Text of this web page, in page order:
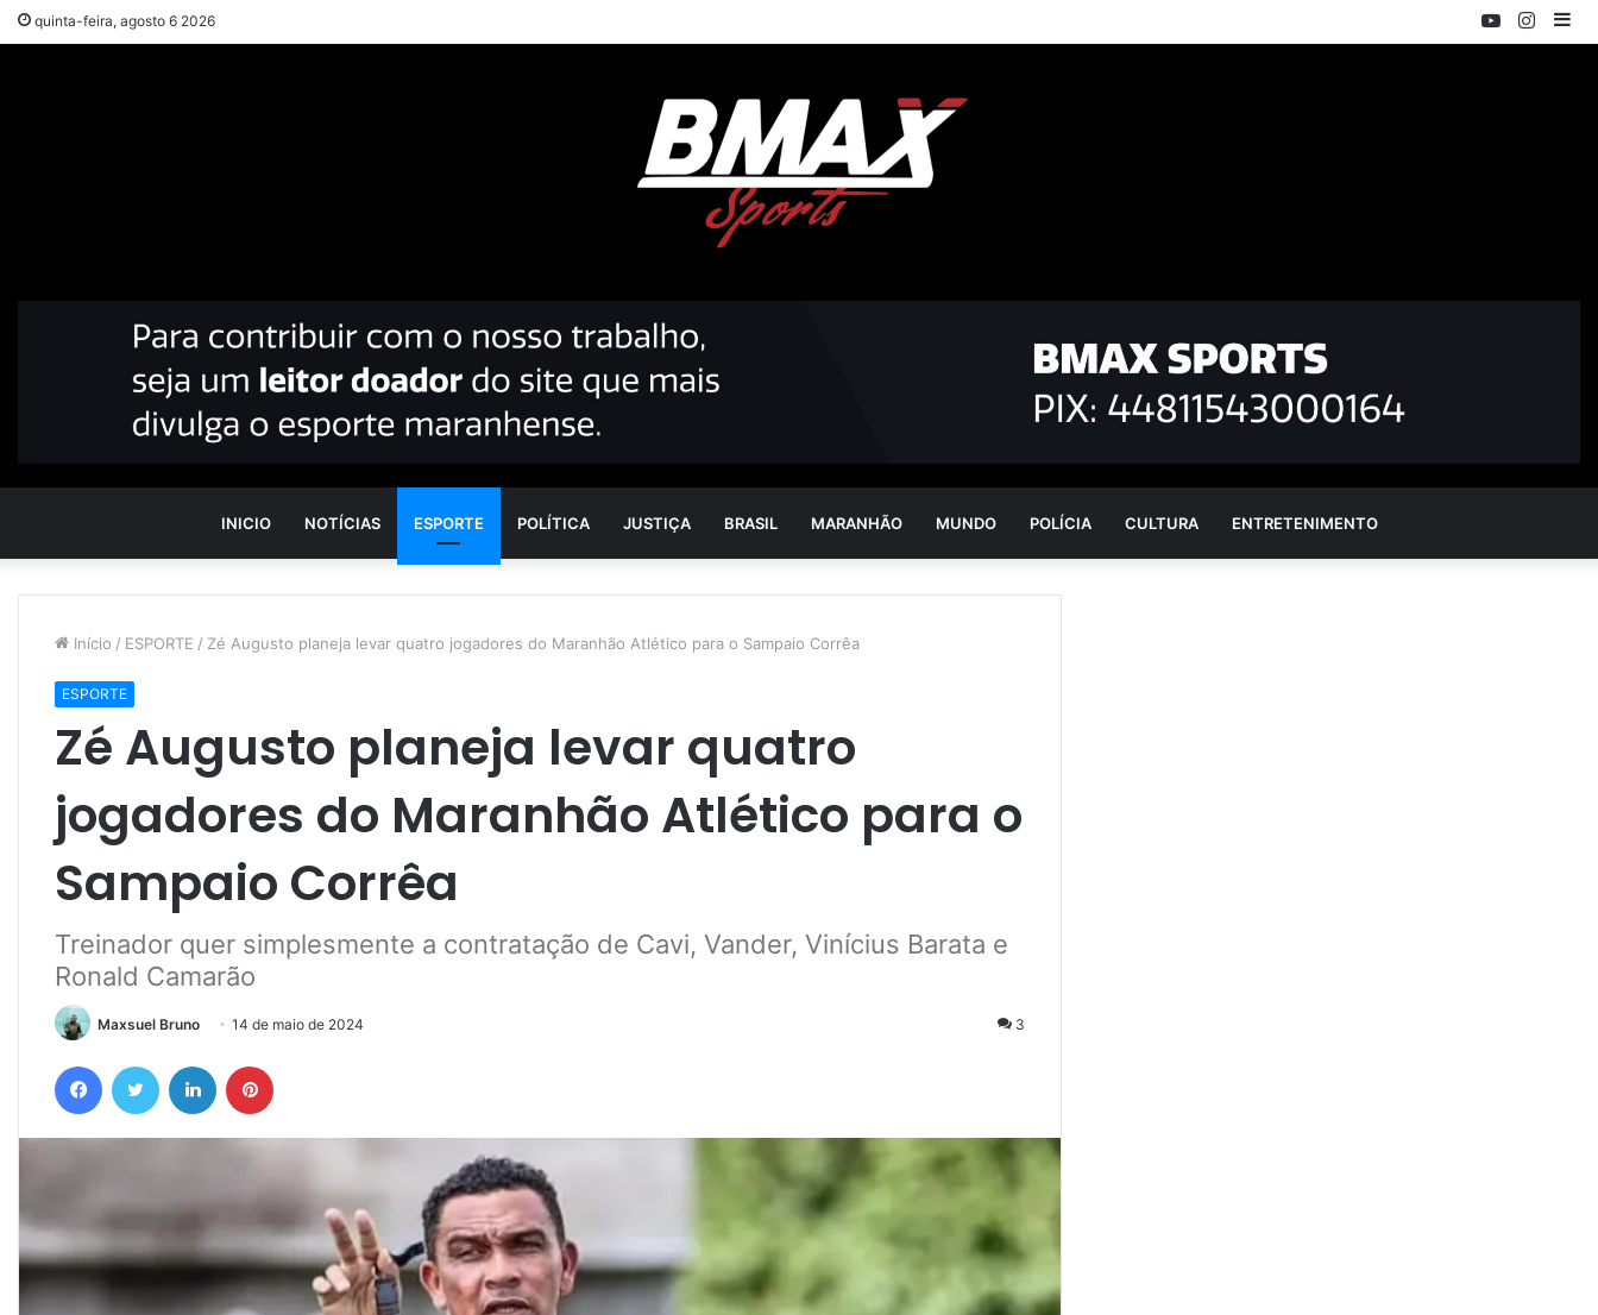
quinta-feira, agosto 6 2026 YouTube
INICIO NOTÍCIAS ESPORTE POLÍTICA JUSTIÇA BRASIL MARANHÃO MUNDO POLÍCIA CULTURA ENTRETENIMENTO
Início / ESPORTE / Zé Augusto planeja levar quatro jogadores do Maranhão Atlético para o Sampaio Corrêa
ESPORTE
Zé Augusto planeja levar quatro
jogadores do Maranhão Atlético para o
Sampaio Corrêa
Treinador quer simplesmente a contratação de Cavi, Vander, Vinícius Barata e
Ronald Camarão
Maxsuel Bruno 14 de maio de 2024 3